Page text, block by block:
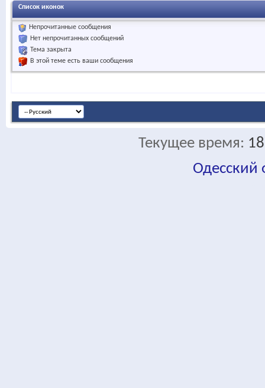
Список иконок
Непрочитанные сообщения
Нет непрочитанных сообщений
Тема закрыта
В этой теме есть ваши сообщения
Текущее время:
Одесский